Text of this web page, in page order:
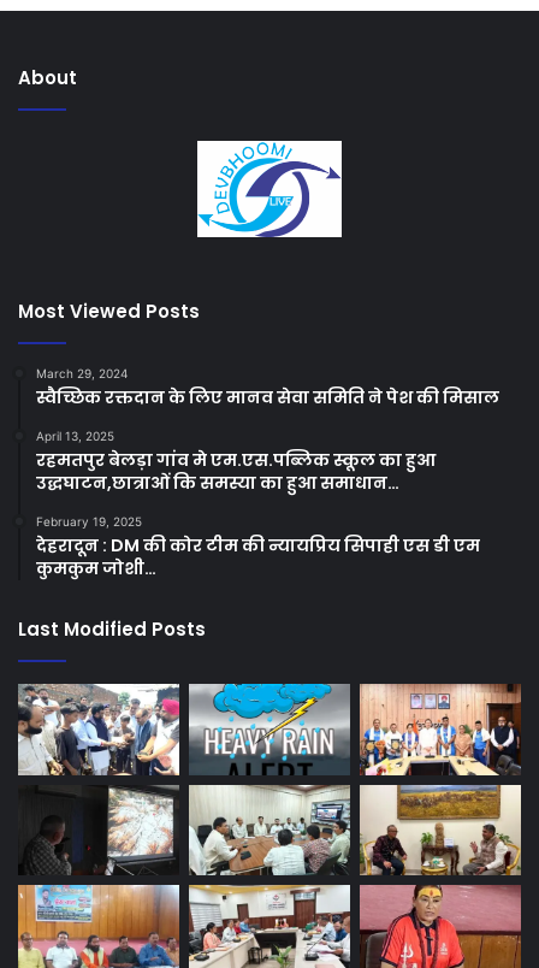
About
Most Viewed Posts
March 29, 2024
स्वैच्छिक रक्तदान के लिए मानव सेवा समिति ने पेश की मिसाल
April 13, 2025
रहमतपुर बेलड़ा गांव मे एम.एस.पब्लिक स्कूल का हुआ
उद्धघाटन,छात्राओं कि समस्या का हुआ समाधान…
February 19, 2025
देहरादून : DM की कोर टीम की न्यायप्रिय सिपाही एस डी एम
कुमकुम जोशी…
Last Modified Posts